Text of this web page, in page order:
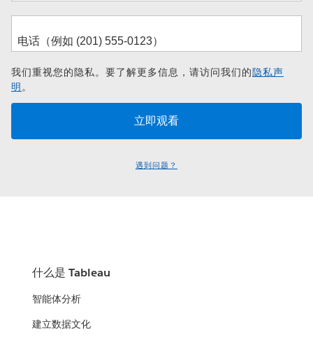
我们重视您的隐私。要了解更多信息，请访问我们的隐私声
明。
遇到问题？
什么是 Tableau
智能体分析
建立数据文化